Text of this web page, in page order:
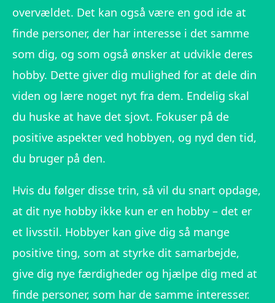
overvældet. Det kan også være en god ide at
finde personer, der har interesse i det samme
som dig, og som også ønsker at udvikle deres
hobby. Dette giver dig mulighed for at dele din
viden og lære noget nyt fra dem. Endelig skal
du huske at have det sjovt. Fokuser på de
positive aspekter ved hobbyen, og nyd den tid,
du bruger på den.
Hvis du følger disse trin, så vil du snart opdage,
at dit nye hobby ikke kun er en hobby – det er
et livsstil. Hobbyer kan give dig så mange
positive ting, som at styrke dit samarbejde,
give dig nye færdigheder og hjælpe dig med at
finde personer, som har de samme interesser.